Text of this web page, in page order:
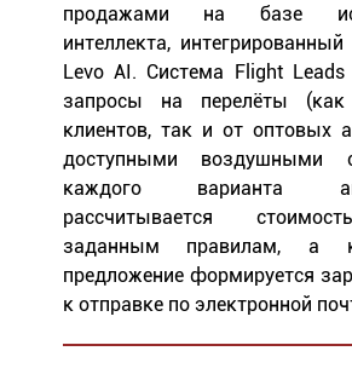
продажами на базе
интеллекта,
Levo AI. Система Flight Leads
запросы на перелёты
клиентов, так и от оптовых
доступными воздушными
каждого варианта
рассчитывается
заданным правилам, а
предложение формируется
к отправке по электронной